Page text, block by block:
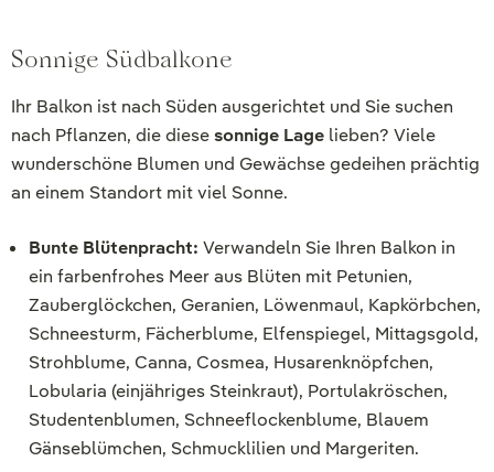
Sonnige Südbalkone
Ihr Balkon ist nach Süden ausgerichtet und Sie suchen
nach Pflanzen, die diesesonnige Lage lieben? Viele
wunderschöne Blumen und Gewächse gedeihen prächtig
an einem Standort mit viel Sonne.
Bunte Blütenpracht: Verwandeln Sie Ihren Balkon in
ein farbenfrohes Meer aus Blüten mit Petunien,
Zauberglöckchen, Geranien, Löwenmaul, Kapkörbchen,
Schneesturm, Fächerblume, Elfenspiegel, Mittagsgold,
Strohblume, Canna, Cosmea, Husarenknöpfchen,
Lobularia (einjähriges Steinkraut), Portulakröschen,
Studentenblumen, Schneeflockenblume, Blauem
Gänseblümchen, Schmucklilien und Margeriten.